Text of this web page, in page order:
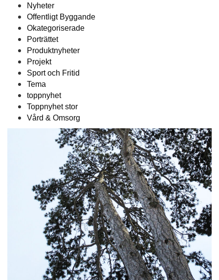
Nyheter
Offentligt Byggande
Okategoriserade
Porträttet
Produktnyheter
Projekt
Sport och Fritid
Tema
toppnyhet
Toppnyhet stor
Vård & Omsorg